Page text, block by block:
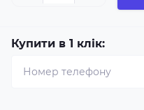
Купити в 1 клік: